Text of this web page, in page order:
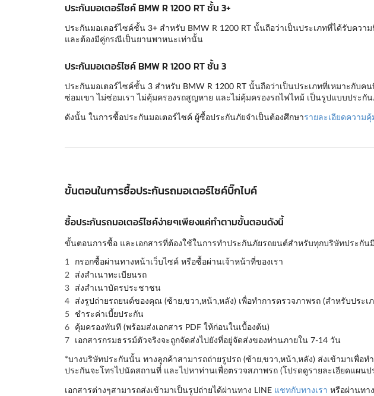
ประกันมอเตอร์ไซค์ BMW R 1200 RT ชั้น 3+
ประกันมอเตอร์ไซค์ชั้น 3+ สำหรับ BMW R 1200 RT นั้นถือว่าเป็นประเภทที่ได้รับคว
และต้องมีคู่กรณีเป็นยานพาหนะเท่านั้น
ประกันมอเตอร์ไซค์ BMW R 1200 RT ชั้น 3
ประกันมอเตอร์ไซค์ชั้น 3 สำหรับ BMW R 1200 RT นั้นถือว่าเป็นประเภทที่เหมาะกับ
ซ่อมเขา ไม่ซ่อมเรา ไม่คุ้มครองรถสูญหาย และไม่คุ้มครองรถไฟไหม้ เป็นรูปแบบประกั
ดังนั้น ในการซื้อประกันมอเตอร์ไซค์ ผู้ซื้อประกันภัยจำเป็นต้องศึกษารายละเอียดความคุ้
ขั้นตอนในการซื้อประกันรถมอเตอร์ไซค์บิ๊กไบค์
ซื้อประกันรถมอเตอร์ไซค์ง่ายๆเพียงแค่ทำตามขั้นตอนดังนี้
ขั้นตอนการซื้อ และเอกสารที่ต้องใช้ในการทำประกันภัยรถยนต์สำหรับทุกบริษัทประกัน
กรอกซื้อผ่านทางหน้าเว็บไซค์ หรือซื้อผ่านเจ้าหน้าที่ของเรา
ส่งสำเนาทะเบียนรถ
ส่งสำเนาบัตรประชาชน
ส่งรูปถ่ายรถยนต์ของคุณ (ซ้าย,ขวา,หน้า,หลัง) เพื่อทำการตรวจภาพรถ (สำหรับประเ
ชำระค่าเบี้ยประกัน
คุ้มครองทันที (พร้อมส่งเอกสาร PDF ให้ก่อนในเบื้องต้น)
เอกสารกรมธรรม์ตัวจริงจะถูกจัดส่งไปยังที่อยู่จัดส่งของท่านภายใน 7-14 วัน
*บางบริษัทประกันนั้น ทางลูกค้าสามารถถ่ายรูปรถ (ซ้าย,ขวา,หน้า,หลัง) ส่งเข้ามาเพื่
ประกันจะโทรไปนัดสถานที่ และไปหาท่านเพื่อตรวจสภาพรถ (โปรดดูรายละเอียดแผน
เอกสารต่างๆสามารถส่งเข้ามาเป็นรูปถ่ายได้ผ่านทาง LINE แชทกับทางเรา หรือผ่านทา